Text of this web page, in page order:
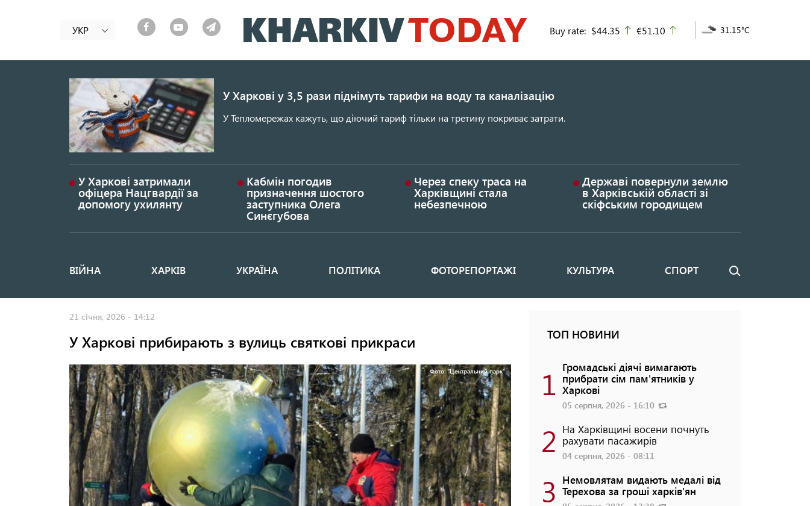
до
основного
УКР Buy rate: $44.35 up
€51.10 31.15°C
У Харкові у 3,5 рази піднімуть тарифи на воду та каналізацію
У Тепломережах кажуть, що діючий тариф тільки на третину покриває затрати.
У Харкові затримали
офіцера Нацгвардії за
допомогу ухилянту
Кабмін погодив
призначення шостого
заступника Олега
Синєгубова
Через спеку траса на
Харківщині стала
небезпечною
Державі повернули землю
в Харківській області зі
скіфським городищем
Основная
ВІЙНА ХАРКІВ УКРАЇНА ПОЛІТИКА ФОТОРЕПОРТАЖІ КУЛЬТУРА СПОРТ Пошук
21 січня, 2026 - 14:12
У Харкові прибирають з вулиць святкові прикраси
Фото: "Центральний парк"
ТОП НОВИНИ
1 Громадські діячі вимагають
прибрати сім пам'ятників у
Харкові
05 серпня, 2026 - 16:10
2 На Харківщині восени почнуть
рахувати пасажирів
04 серпня, 2026 - 08:11
3 Немовлятам видають медалі від
Терехова за гроші харків'ян